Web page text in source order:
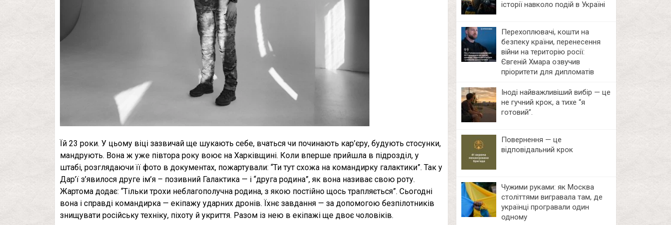
Їй 23 роки. У цьому віці зазвичай ще шукають себе, вчаться чи починають кар’єру, будують стосунки,
мандрують. Вона ж уже півтора року воює на Харківщині. Коли вперше прийшла в підрозділ, у
штабі, розглядаючи її фото в документах, пожартували: “Ти тут схожа на командирку галактики”. Так у
Дар’ї з’явилося друге ім’я – позивний Галактика — і “друга родина”, як вона називає свою роту.
Жартома додає: “Тільки трохи неблагополучна родина, з якою постійно щось трапляється”. Сьогодні
вона і справді командирка — екіпажу ударних дронів. Їхнє завдання — за допомогою безпілотників
знищувати російську техніку, піхоту й укриття. Разом із нею в екіпажі ще двоє чоловіків.
історії навколо подій в Україні
Перехоплювачі, кошти на
безпеку країни, перенесення
війни на територію росії:
Євгеній Хмара озвучив
пріоритети для дипломатів
Іноді найважливіший вибір — це
не гучний крок, а тихе “я
готовий”.
Повернення — це
відповідальний крок
Чужими руками: як Москва
століттями вигравала там, де
українці програвали один
одному